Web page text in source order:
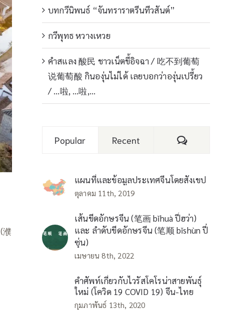
(濮
บทกวีนิพนธ์ “จันทราราตรีนทีวสันต์”
กวีพุทธ หวางเหวย
คำสแลง 酸民 ชาวเน็ตขี้อิจฉา / 吃不到葡萄
说葡萄酸 กินองุ่นไม่ได้ เลยบอกว่าองุ่นเปรี้ยว
/ …啦, …啦,…
Popular Recent Comments
แผนที่และข้อมูลประเทศจีนโดยสังเขป
ตุลาคม 11th, 2019
เส้นขีดอักษรจีน (笔画 bǐhuà ปี่ฮว่า)
และ ลำดับขีดอักษรจีน (笔顺 bǐshùn ปี่
ซุ่น)
เมษายน 8th, 2022
คำศัพท์เกี่ยวกับไวรัสโคโรน่าสายพันธุ์
ใหม่ (โควิด 19 COVID 19) จีน-ไทย
กุมภาพันธ์ 13th, 2020